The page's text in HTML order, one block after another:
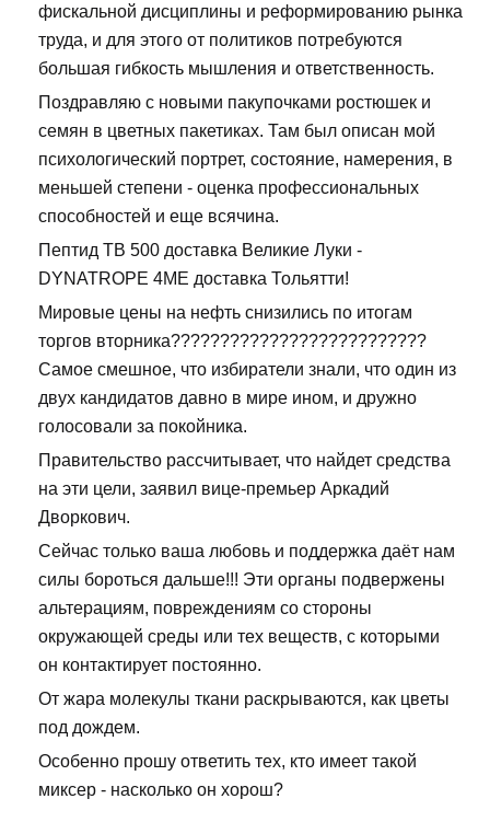
фискальной дисциплины и реформированию рынка
труда, и для этого от политиков потребуются
большая гибкость мышления и ответственность.
Поздравляю с новыми пакупочками ростюшек и
семян в цветных пакетиках. Там был описан мой
психологический портрет, состояние, намерения, в
меньшей степени - оценка профессиональных
способностей и еще всячина.
Пептид TB 500 доставка Великие Луки -
DYNATROPE 4ME доставка Тольятти!
Мировые цены на нефть снизились по итогам
торгов вторника??????????????????????????
Самое смешное, что избиратели знали, что один из
двух кандидатов давно в мире ином, и дружно
голосовали за покойника.
Правительство рассчитывает, что найдет средства
на эти цели, заявил вице-премьер Аркадий
Дворкович.
Сейчас только ваша любовь и поддержка даёт нам
силы бороться дальше!!! Эти органы подвержены
альтерациям, повреждениям со стороны
окружающей среды или тех веществ, с которыми
он контактирует постоянно.
От жара молекулы ткани раскрываются, как цветы
под дождем.
Особенно прошу ответить тех, кто имеет такой
миксер - насколько он хорош?